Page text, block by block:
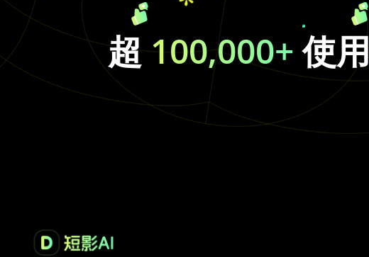
超 100,000+使用